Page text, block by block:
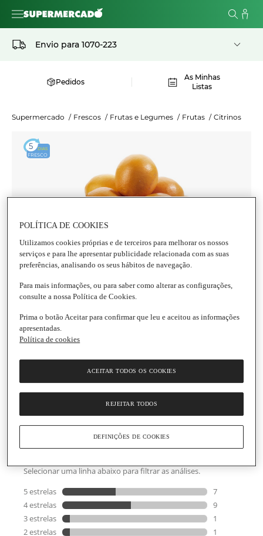
Envio para 1070-223
Pedidos
As Minhas
Listas
Supermercado / Frescos / Frutas e Legumes / Frutas / Citrinos
5 DIAS
FRESCO
Laranja Peso Aproximado por
Unidade| 250 g
estrelas,
valor
Reviews.
para
mesma
página.
Informações gerais
Informação de segurança do produto
POLÍTICA DE COOKIES
Utilizamos cookies próprias e de terceiros para melhorar os nossos
serviços e para lhe apresentar publicidade relacionada com as suas
preferências, analisando os seus hábitos de navegação.
Para mais informações, ou para saber como alterar as configurações,
consulte a nossa Política de Cookies.
Prima o botão Aceitar para confirmar que leu e aceitou as informações
apresentadas.
Política de cookies
REJEITAR TODOS
ACEITAR TODOS OS COOKIES
DEFINIÇÕES DE COOKIES